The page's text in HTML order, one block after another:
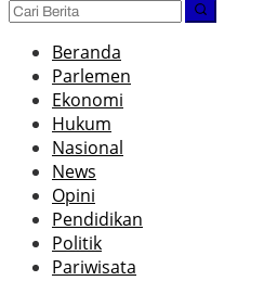
Beranda
Parlemen
Ekonomi
Hukum
Nasional
News
Opini
Pendidikan
Politik
Pariwisata